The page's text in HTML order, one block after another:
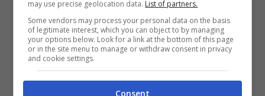
a scrivere pagine di storia.
LEGGI ANCHE: Scandalo Olimpico,
tangenti Rio 2016, truffate Madrid e Tokyo
may use precise geolocation data. List of partners.
Some vendors may process your personal data on the basis
of legitimate interest, which you can object to by managing
your options below. Look for a link at the bottom of this page
or in the site menu to manage or withdraw consent in privacy
and cookie settings.
Consent